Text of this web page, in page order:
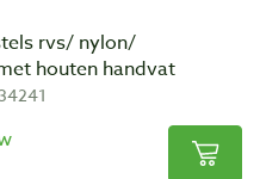
rvs/ nylon/
houten handvat